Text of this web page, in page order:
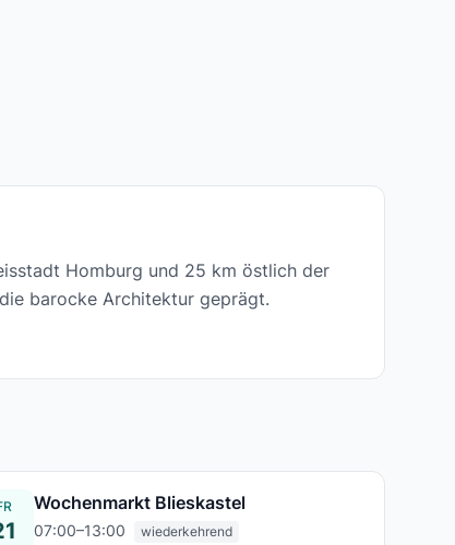
Homburg und 25 km östlich der
barocke Architektur geprägt.
Wochenmarkt Blieskastel
07:00–13:00
wiederkehrend